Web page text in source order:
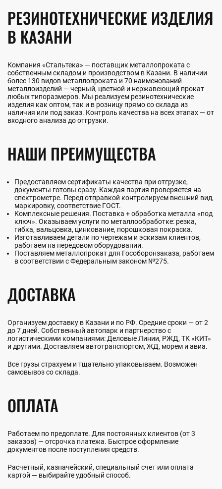
РЕЗИНОТЕХНИЧЕСКИЕ ИЗДЕЛИЯ
В КАЗАНИ
Компания «Стальтека» — поставщик металлопроката с
собственным складом и производством в Казани. В наличии
более 130 видов металлопроката и 70 наименований
металлоизделий — черный, цветной и нержавеющий прокат
любых типоразмеров. Мы реализуем резинотехнические
изделия как оптом, так и в розницу прямо со склада из
наличия или под заказ. Контроль качества на всех этапах — от
входного анализа до отгрузки.
НАШИ ПРЕИМУЩЕСТВА
Предоставляем сертификаты качества при отгрузке,
документы готовы сразу. Каждая партия проверяется на
спектрометре. Перед отправкой контролируем внешний вид,
маркировку, соответствие ГОСТ.
Комплексные решения. Поставка + обработка металла «под
ключ». Оказываем услуги по металлообработке: резка,
гибка, вальцовка, цинкование, порошковая покраска.
Изготавливаем детали по чертежам и эскизам клиентов,
работаем на передовом оборудовании.
Поставляем металлопрокат для Гособоронзаказа, работаем
в соответствии с Федеральным законом №275.
ДОСТАВКА
Организуем доставку в Казани и по РФ. Средние сроки — от 2
до 7 дней. Собственный автопарк и партнерство с
логистическими компаниями: Деловые Линии, РЖД, ТК «КИТ»
и другими. Доставляем автотранспортом, ЖД, морем и авиа.
Все грузы страхуем и тщательно упаковываем. Возможен
самовывоз со склада.
ОПЛАТА
Работаем по предоплате. Для постоянных клиентов (от 3
заказов) — отсрочка платежа. Быстрое оформление
документов после поступления средств.
Расчетный, казначейский, специальный счет или оплата
картой — выбирайте удобный способ.